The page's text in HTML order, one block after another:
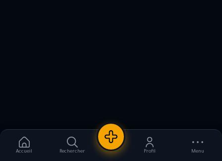
Accueil Rechercher
Nouvelle annonce
Profil Menu